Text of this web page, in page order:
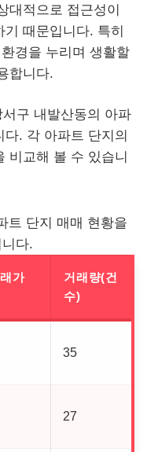
대적으로 접근성이
때문입니다. 특히
경을 누리며 생활할
합니다.
구 내발산동의 아파
. 각 아파트 단지의
비교해 볼 수 있습니
트 단지 매매 현황을
다.
가
거래량(건
수)
35
27